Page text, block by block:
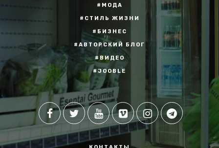
#МОДА
#СТИЛЬ ЖИЗНИ
#БИЗНЕС
#АВТОРСКИЙ БЛОГ
#ВИДЕО
#JOOBLE